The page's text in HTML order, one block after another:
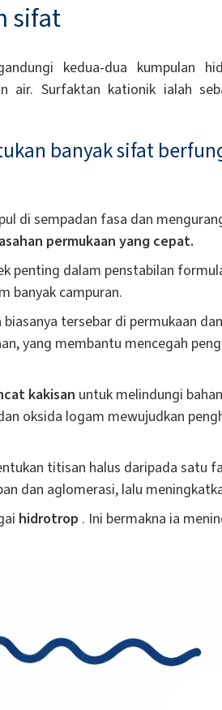
sifat
kedua-dua kumpulan
air. Surfaktan kationik ialah
banyak sifat
di sempadan fasa dan
permukaan yang cepat.
penting dalam penstabilan
banyak campuran.
biasanya tersebar di permukaan
yang membantu mencegah
kakisan untuk melindungi
oksida logam mewujudkan
titisan halus daripada satu
dan aglomerasi, lalu
hidrotrop . Ini bermakna ia